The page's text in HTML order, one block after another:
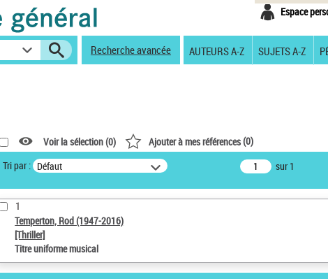
Espace
Recherche avancée AUTEURS A-Z SUJETS A-Z
Voir la sélection (0) Ajouter à mes références(0)
Tri par : Défaut sur 1
1
Temperton, Rod (1947-2016)
[Thriller]
Titre uniforme musical